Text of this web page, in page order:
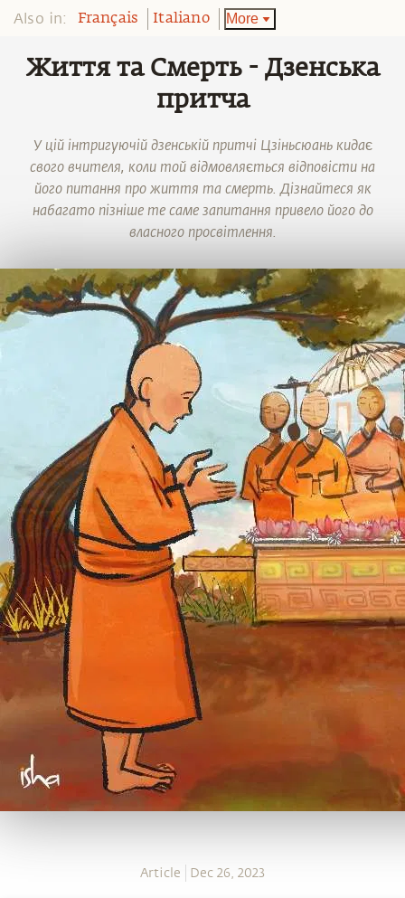
Also in: Français Italiano More
Життя та Смерть - Дзенська
притча
У цій інтригуючій дзенській притчі Цзіньсюань кидає
свого вчителя, коли той відмовляється відповісти на
його питання про життя та смерть. Дізнайтеся як
набагато пізніше те саме запитання привело його до
власного просвітлення.
Article Dec 26, 2023